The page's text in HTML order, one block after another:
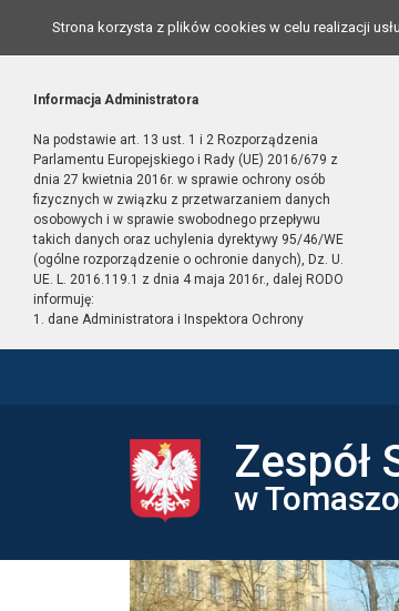
Strona korzysta z plików cookies w celu realizacji
Informacja Administratora
Na podstawie art. 13 ust. 1 i 2 Rozporządzenia
Parlamentu Europejskiego i Rady (UE) 2016/679 z
dnia 27 kwietnia 2016r. w sprawie ochrony osób
fizycznych w związku z przetwarzaniem danych
osobowych i w sprawie swobodnego przepływu
takich danych oraz uchylenia dyrektywy 95/46/WE
(ogólne rozporządzenie o ochronie danych), Dz. U.
UE. L. 2016.119.1 z dnia 4 maja 2016r., dalej RODO
informuję:
1. dane Administratora i Inspektora Ochrony
Zespół
w